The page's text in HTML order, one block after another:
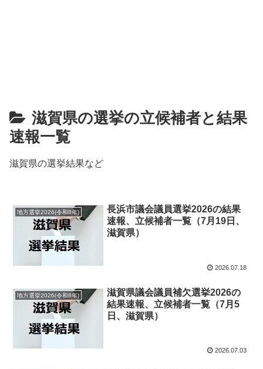
滋賀県の選挙の立候補者と結果
速報一覧
滋賀県の選挙結果など
地方選挙2026(令和8年)
長浜市議会議員選挙2026の結果
速報、立候補者一覧（7月19日、
滋賀県）
2026.07.18
地方選挙2026(令和8年)
滋賀県議会議員補欠選挙2026の
結果速報、立候補者一覧（7月5
日、滋賀県）
2026.07.03